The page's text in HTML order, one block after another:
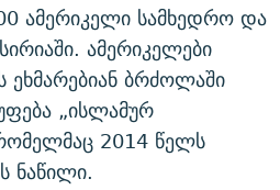
ამერიკელი სამხედრო და
ამერიკელები
ბრძოლაში
„ისლამურ
2014 წელს
ნაწილი.